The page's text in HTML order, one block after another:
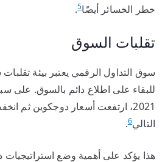
خطر الخسائر أيضًا5
.
تقلبات السوق
سوق التداول الرقمي يعتبر بيئة
للبقاء على اطلاع دائم بالسوق. على
2021، ارتفعت أسعار دوجكوين ثم
التالي6
.
هذا يؤكد على أهمية وضع استراتيجيات